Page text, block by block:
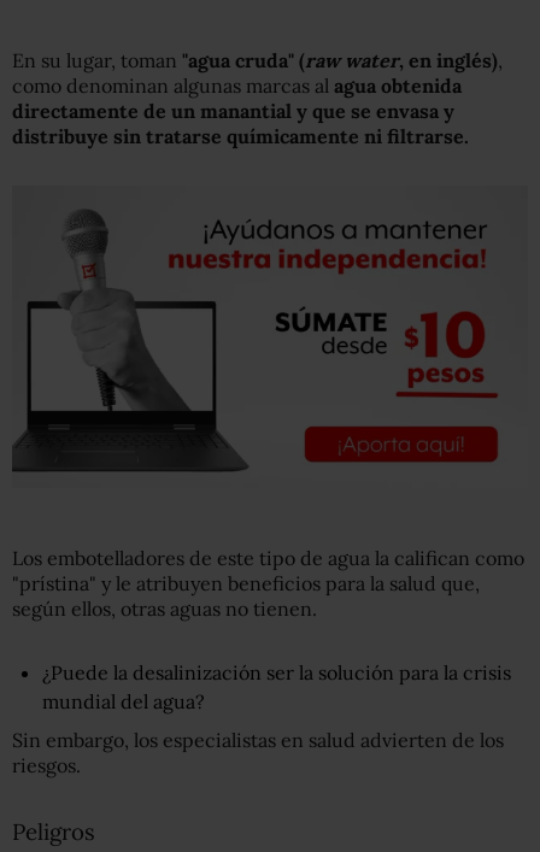
En su lugar, toman "agua cruda" (raw water, en inglés)
como denominan algunas marcas al agua obtenida
directamente de un manantial y que se envasa y
distribuye sin tratarse químicamente ni filtrarse.
Los embotelladores de este tipo de agua la califican como
"prístina" y le atribuyen beneficios para la salud que,
según ellos, otras aguas no tienen.
¿Puede la desalinización ser la solución para la crisis
mundial del agua?
Sin embargo, los especialistas en salud advierten de los
riesgos.
Peligros